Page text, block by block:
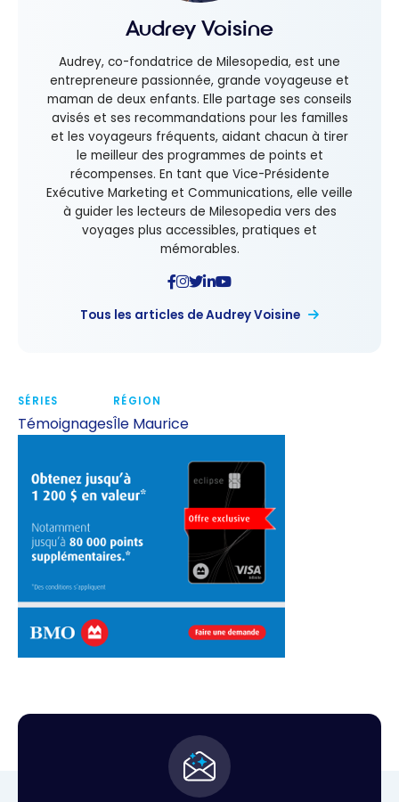
Audrey Voisine
Audrey, co-fondatrice de Milesopedia, est une
entrepreneure passionnée, grande voyageuse et
maman de deux enfants. Elle partage ses conseils
avisés et ses recommandations pour les familles
et les voyageurs fréquents, aidant chacun à tirer
le meilleur des programmes de points et
récompenses. En tant que Vice-Présidente
Exécutive Marketing et Communications, elle veille
à guider les lecteurs de Milesopedia vers des
voyages plus accessibles, pratiques et
mémorables.
Tous les articles de Audrey Voisine
SÉRIES
Témoignages
RÉGION
Île Maurice